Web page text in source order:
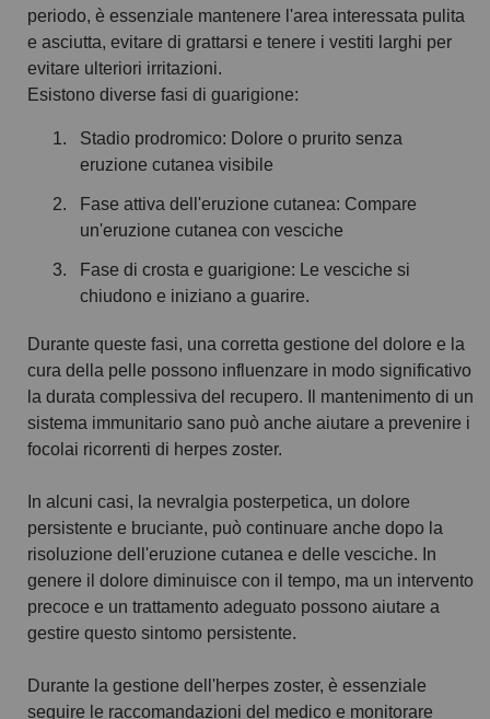
periodo, è essenziale mantenere l'area interessata pulita
e asciutta, evitare di grattarsi e tenere i vestiti larghi per
evitare ulteriori irritazioni.
Esistono diverse fasi di guarigione:
Stadio prodromico: Dolore o prurito senza
eruzione cutanea visibile
Fase attiva dell'eruzione cutanea: Compare
un'eruzione cutanea con vesciche
Fase di crosta e guarigione: Le vesciche si
chiudono e iniziano a guarire.
Durante queste fasi, una corretta gestione del dolore e la
cura della pelle possono influenzare in modo significativo
la durata complessiva del recupero. Il mantenimento di un
sistema immunitario sano può anche aiutare a prevenire i
focolai ricorrenti di herpes zoster.
In alcuni casi, la nevralgia posterpetica, un dolore
persistente e bruciante, può continuare anche dopo la
risoluzione dell'eruzione cutanea e delle vesciche. In
genere il dolore diminuisce con il tempo, ma un intervento
precoce e un trattamento adeguato possono aiutare a
gestire questo sintomo persistente.
Durante la gestione dell'herpes zoster, è essenziale
seguire le raccomandazioni del medico e monitorare